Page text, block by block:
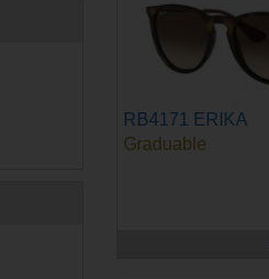
RB4171 ERIKA
Graduable